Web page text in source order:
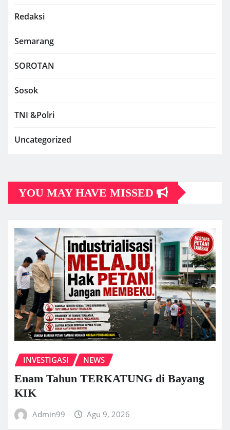
Redaksi
Semarang
SOROTAN
Sosok
TNI &Polri
Uncategorized
YOU MAY HAVE MISSED
INVESTIGASI NEWS
Enam Tahun TERKATUNG di Bayang
KIK
Admin99 Agu 9, 2026